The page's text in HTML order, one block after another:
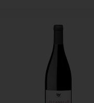
Un vrai coup de cœur à